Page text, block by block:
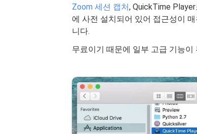
Zoom 세션 캡처, QuickTime
에 사전 설치되어 있어 접근성이
니다.
무료이기 때문에 일부 고급 기능